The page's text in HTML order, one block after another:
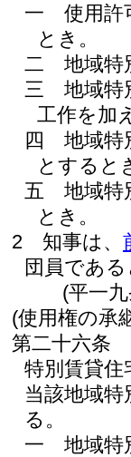
一
使用許
とき。
二
地域特
三
地域特
工作を加
四
地域特
とすると
五
地域特
とき。
2
知事は、
団員であ
(平一
(使用権の承
第二十六条
特別賃貸
当該地域
る。
一
地域特